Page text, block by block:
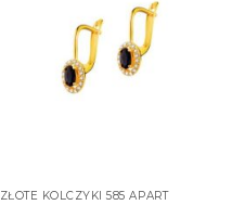
ZŁOTE KOLCZYKI 585 APART